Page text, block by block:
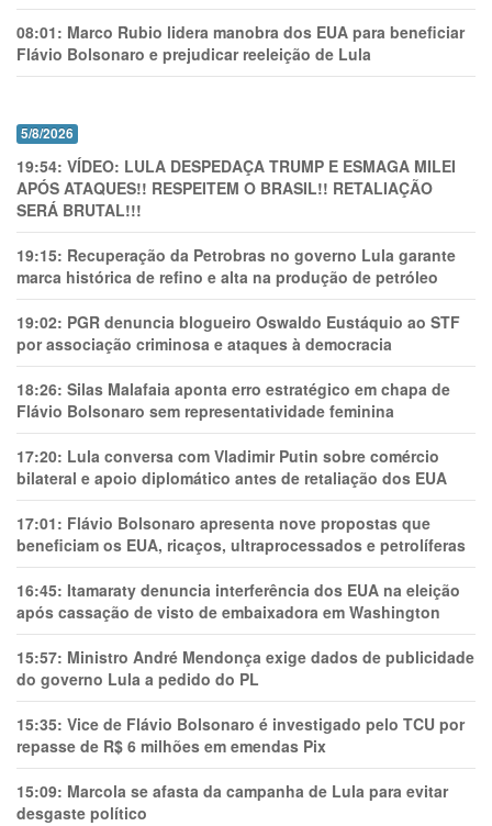
08:01: Marco Rubio lidera manobra dos EUA para beneficiar
Flávio Bolsonaro e prejudicar reeleição de Lula
5/8/2026
19:54: VÍDEO: LULA DESPEDAÇA TRUMP E ESMAGA MILEI
APÓS ATAQUES!! RESPEITEM O BRASIL!! RETALIAÇÃO
SERÁ BRUTAL!!!
19:15: Recuperação da Petrobras no governo Lula garante
marca histórica de refino e alta na produção de petróleo
19:02: PGR denuncia blogueiro Oswaldo Eustáquio ao STF
por associação criminosa e ataques à democracia
18:26: Silas Malafaia aponta erro estratégico em chapa de
Flávio Bolsonaro sem representatividade feminina
17:20: Lula conversa com Vladimir Putin sobre comércio
bilateral e apoio diplomático antes de retaliação dos EUA
17:01: Flávio Bolsonaro apresenta nove propostas que
beneficiam os EUA, ricaços, ultraprocessados e petrolíferas
16:45: Itamaraty denuncia interferência dos EUA na eleição
após cassação de visto de embaixadora em Washington
15:57: Ministro André Mendonça exige dados de publicidade
do governo Lula a pedido do PL
15:35: Vice de Flávio Bolsonaro é investigado pelo TCU por
repasse de R$ 6 milhões em emendas Pix
15:09: Marcola se afasta da campanha de Lula para evitar
desgaste político